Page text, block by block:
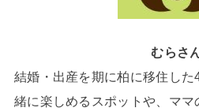
むらさ
結婚・出産を期に柏に移住し
緒に楽しめるスポットや、ママ